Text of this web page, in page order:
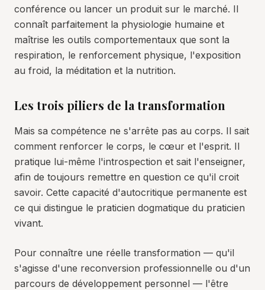
conférence ou lancer un produit sur le marché. Il
connaît parfaitement la physiologie humaine et
maîtrise les outils comportementaux que sont la
respiration, le renforcement physique, l'exposition
au froid, la méditation et la nutrition.
Les trois piliers de la transformation
Mais sa compétence ne s'arrête pas au corps. Il sait
comment renforcer le corps, le cœur et l'esprit. Il
pratique lui-même l'introspection et sait l'enseigner,
afin de toujours remettre en question ce qu'il croit
savoir. Cette capacité d'autocritique permanente est
ce qui distingue le praticien dogmatique du praticien
vivant.
Pour connaître une réelle transformation — qu'il
s'agisse d'une reconversion professionnelle ou d'un
parcours de développement personnel — l'être